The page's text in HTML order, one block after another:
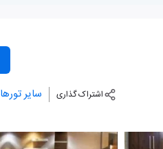
اشتراک گذاری سایر